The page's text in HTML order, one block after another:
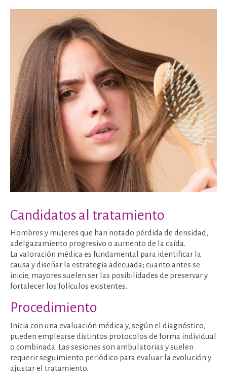
Candidatos al tratamiento
Hombres y mujeres que han notado pérdida de densidad,
adelgazamiento progresivo o aumento de la caída.
La valoración médica es fundamental para identificar la
causa y diseñar la estrategia adecuada; cuanto antes se
inicie, mayores suelen ser las posibilidades de preservar y
fortalecer los folículos existentes.
Procedimiento
Inicia con una evaluación médica y, según el diagnóstico,
pueden emplearse distintos protocolos de forma individual
o combinada. Las sesiones son ambulatorias y suelen
requerir seguimiento periódico para evaluar la evolución y
ajustar el tratamiento.